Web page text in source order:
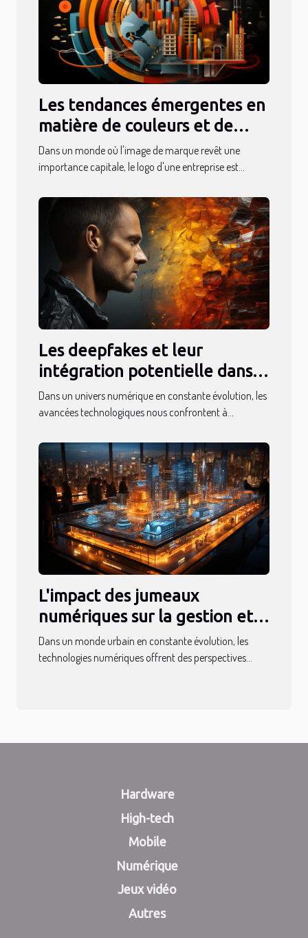
Les tendances émergentes en
matière de couleurs et de
typographies dans la
conception de logos en 2023
Dans un monde où l'image de marque revêt une
importance capitale, le logo d'une entreprise est...
Les deepfakes et leur
intégration potentielle dans
la sécurité numérique
Dans un univers numérique en constante évolution, les
avancées technologiques nous confrontent à...
L'impact des jumeaux
numériques sur la gestion et
l'aménagement des
infrastructures urbaines
Dans un monde urbain en constante évolution, les
technologies numériques offrent des perspectives...
Hardware
High-tech
Mobile
Numérique
Jeux vidéo
Autres